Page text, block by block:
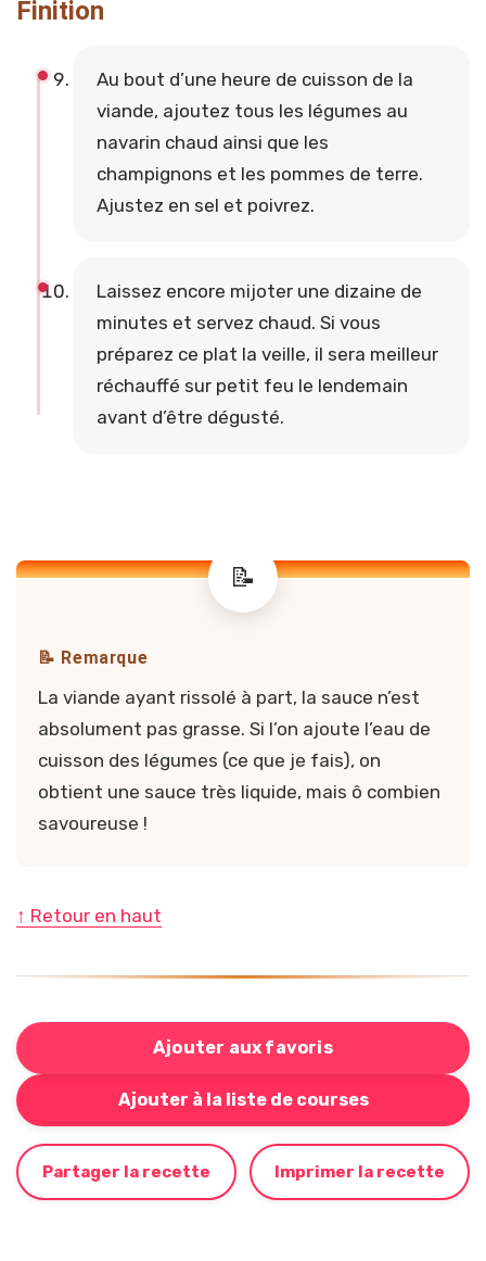
Finition
Au bout d’une heure de cuisson de la
viande, ajoutez tous les légumes au
navarin chaud ainsi que les
champignons et les pommes de terre.
Ajustez en sel et poivrez.
Laissez encore mijoter une dizaine de
minutes et servez chaud. Si vous
préparez ce plat la veille, il sera meilleur
réchauffé sur petit feu le lendemain
avant d’être dégusté.
📝 Remarque
La viande ayant rissolé à part, la sauce n’est
absolument pas grasse. Si l’on ajoute l’eau de
cuisson des légumes (ce que je fais), on
obtient une sauce très liquide, mais ô combien
savoureuse !
↑ Retour en haut
Ajouter aux favoris
Ajouter à la liste de courses
Bouton pour ajouter cette recette à votre liste de
Partager la recette Imprimer la recette